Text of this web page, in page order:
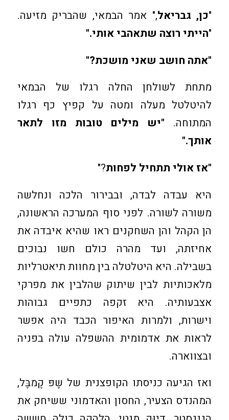
"כן, גבריאל," אמר הבמאי, שהבריק מזיעה.
"הייתי רוצה שתאהבי אותי."
"אתה חושב שאני מושכת?"
מתחת לשולחן החלה רגלו של הבמאי
להיטלטל מעלה ומטה על קפיץ כף רגלו
המתוחה. "יש מילים טובות מזו לתאר
אותך."
"אז אולי תתחיל לפחות?"
היא עבדה לבדה, ובבירור הלכה ונחלשה
משורה לשורה. לפני סוף המערכה הראשונה,
הן הקהל והן השחקנים ראו שהיא איבדה את
אחיזתה, ועד מהרה כולם חשו נבוכים
בשבילה. היא היטלטלה בין מחוות תיאטרליות
מלאכותיות לבין שיתוק שהלבין את מפרקי
אצבעותיה. היא זקפה כתפיים גבוהות
וישרות, ולמרות האיפור הכבד היה אפשר
לראות את אדמומית ההשפלה עולה בפניה
ובצווארה.
ואז הגיעה כניסתו הקופצנית של שֶפּ קֶמבֶּל,
המהנדס הצעיר, החסון והאדמוני ששיחק את